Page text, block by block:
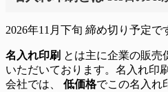
2026年11月下旬 締め切り予定
名入れ印刷 とは主に企業の販売
いただいております。名入れ印
会社では、 低価格でこの名入れ